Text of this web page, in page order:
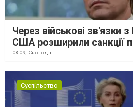
Через військові зв'язки
США розширили санкції
08:09, Сьогодні
Суспільство